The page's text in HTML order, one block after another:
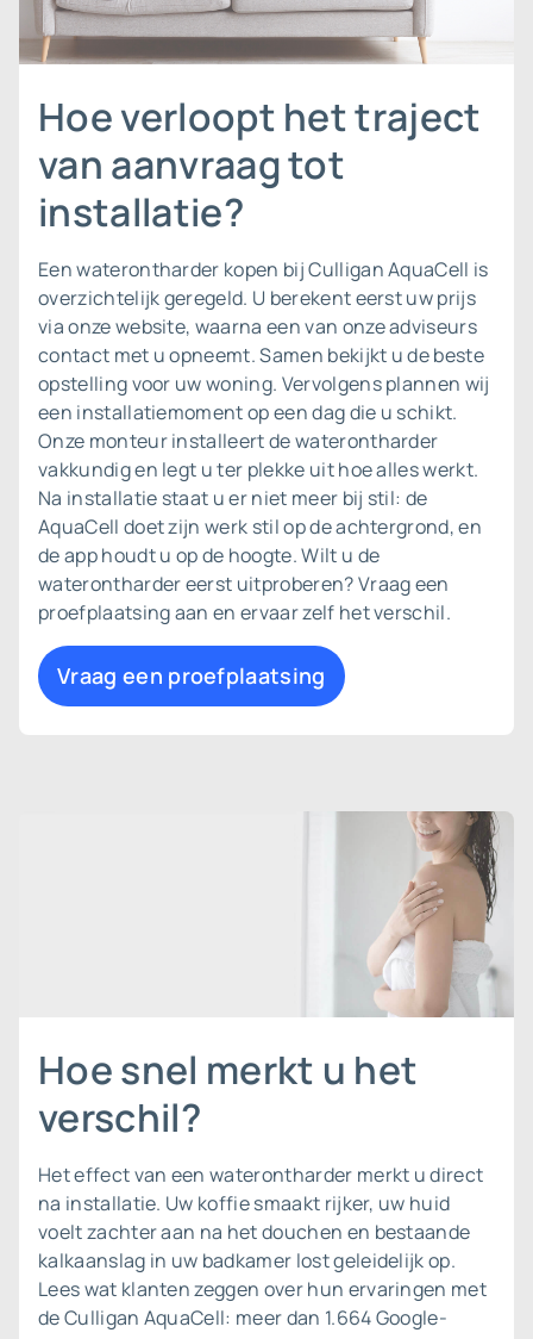
Hoe verloopt het traject
van aanvraag tot
installatie?
Een waterontharder kopen bij Culligan AquaCell is
overzichtelijk geregeld. U berekent eerst uw prijs
via onze website, waarna een van onze adviseurs
contact met u opneemt. Samen bekijkt u de beste
opstelling voor uw woning. Vervolgens plannen wij
een installatiemoment op een dag die u schikt.
Onze monteur installeert de waterontharder
vakkundig en legt u ter plekke uit hoe alles werkt.
Na installatie staat u er niet meer bij stil: de
AquaCell doet zijn werk stil op de achtergrond, en
de app houdt u op de hoogte. Wilt u de
waterontharder eerst uitproberen? Vraag een
proefplaatsingaan en ervaar zelf het verschil.
Vraag een proefplaatsing
Hoe snel merkt u het
verschil?
Het effect van een waterontharder merkt u direct
na installatie. Uw koffie smaakt rijker, uw huid
voelt zachter aan na het douchen en bestaande
kalkaanslag in uw badkamer lost geleidelijk op.
Lees wat klanten zeggen overhun ervaringen met
de Culligan AquaCell: meer dan 1.664 Google-